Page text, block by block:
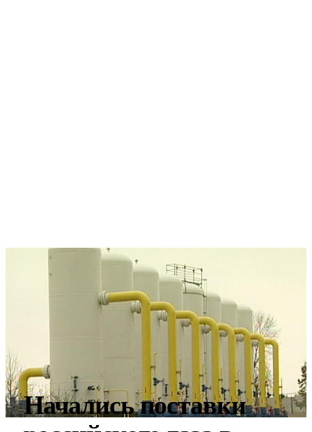
Начались поставки